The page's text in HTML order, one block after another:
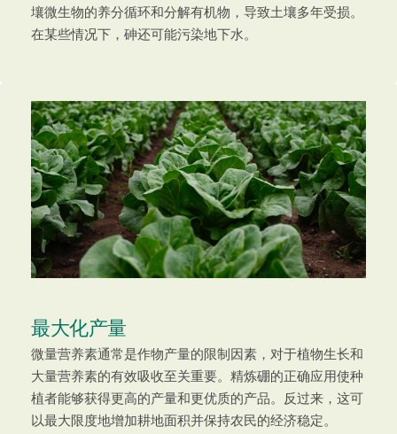
壤微生物的养分循环和分解有机物，导致土壤多年受损。
在某些情况下，砷还可能污染地下水。
最大化产量
微量营养素通常是作物产量的限制因素，对于植物生长和
大量营养素的有效吸收至关重要。精炼硼的正确应用使种
植者能够获得更高的产量和更优质的产品。反过来，这可
以最大限度地增加耕地面积并保持农民的经济稳定。